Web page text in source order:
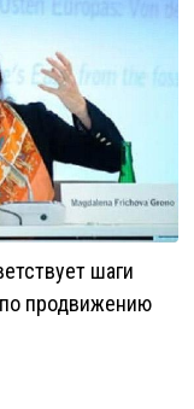
шаги
продвижению